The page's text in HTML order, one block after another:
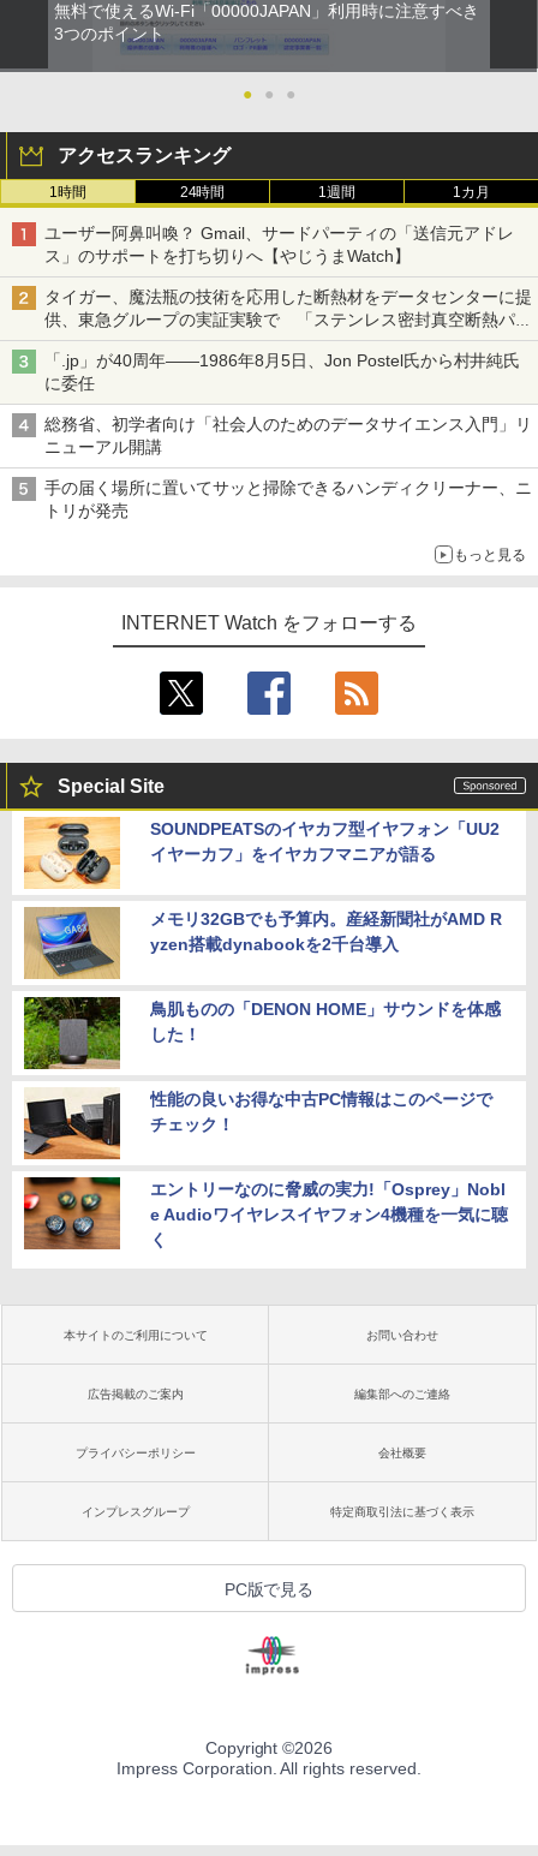
無料で使えるWi-Fi「00000JAPAN」利用時に注意すべき
3つのポイント
● ● ●
アクセスランキング
1時間 24時間 1週間 1カ月
ユーザー阿鼻叫喚？ Gmail、サードパーティの「送信元アドレ
ス」のサポートを打ち切りへ【やじうまWatch】
タイガー、魔法瓶の技術を応用した断熱材をデータセンターに提
供、東急グループの実証実験で 「ステンレス密封真空断熱パネ
ル TIVIP」
「.jp」が40周年――1986年8月5日、Jon Postel氏から村井純氏
に委任
総務省、初学者向け「社会人のためのデータサイエンス入門」リ
ニューアル開講
手の届く場所に置いてサッと掃除できるハンディクリーナー、ニ
トリが発売
もっと見る
INTERNET Watch をフォローする
Special Site
SOUNDPEATSのイヤカフ型イヤフォン「UU2
イヤーカフ」をイヤカフマニアが語る
メモリ32GBでも予算内。産経新聞社がAMD R
yzen搭載dynabookを2千台導入
鳥肌ものの「DENON HOME」サウンドを体感
した！
性能の良いお得な中古PC情報はこのページで
チェック！
エントリーなのに脅威の実力!「Osprey」Nobl
e Audioワイヤレスイヤフォン4機種を一気に聴
く
本サイトのご利用について お問い合わせ
広告掲載のご案内 編集部へのご連絡
プライバシーポリシー 会社概要
インプレスグループ 特定商取引法に基づく表示
PC版で見る
Copyright ©2026
Impress Corporation. All rights reserved.